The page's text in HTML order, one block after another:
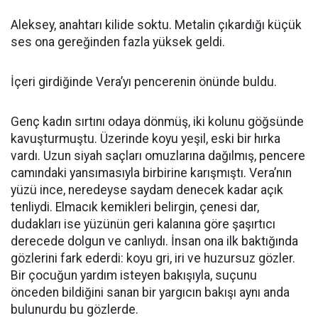
Aleksey, anahtarı kilide soktu. Metalin çıkardığı küçük
ses ona gereğinden fazla yüksek geldi.
İçeri girdiğinde Vera’yı pencerenin önünde buldu.
Genç kadın sırtını odaya dönmüş, iki kolunu göğsünde
kavuşturmuştu. Üzerinde koyu yeşil, eski bir hırka
vardı. Uzun siyah saçları omuzlarına dağılmış, pencere
camındaki yansımasıyla birbirine karışmıştı. Vera’nın
yüzü ince, neredeyse saydam denecek kadar açık
tenliydi. Elmacık kemikleri belirgin, çenesi dar,
dudakları ise yüzünün geri kalanına göre şaşırtıcı
derecede dolgun ve canlıydı. İnsan ona ilk baktığında
gözlerini fark ederdi: koyu gri, iri ve huzursuz gözler.
Bir çocuğun yardım isteyen bakışıyla, suçunu
önceden bildiğini sanan bir yargıcın bakışı aynı anda
bulunurdu bu gözlerde.